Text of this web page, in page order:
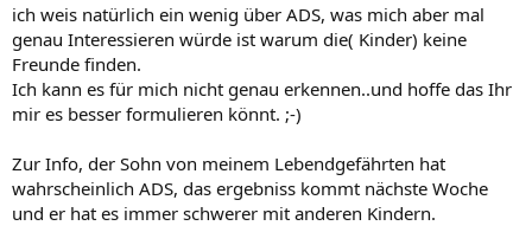
ich weis natürlich ein wenig über ADS, was mich aber mal
genau Interessieren würde ist warum die( Kinder) keine
Freunde finden.
Ich kann es für mich nicht genau erkennen..und hoffe das Ihr
mir es besser formulieren könnt. ;-)
Zur Info, der Sohn von meinem Lebendgefährten hat
wahrscheinlich ADS, das ergebniss kommt nächste Woche
und er hat es immer schwerer mit anderen Kindern.